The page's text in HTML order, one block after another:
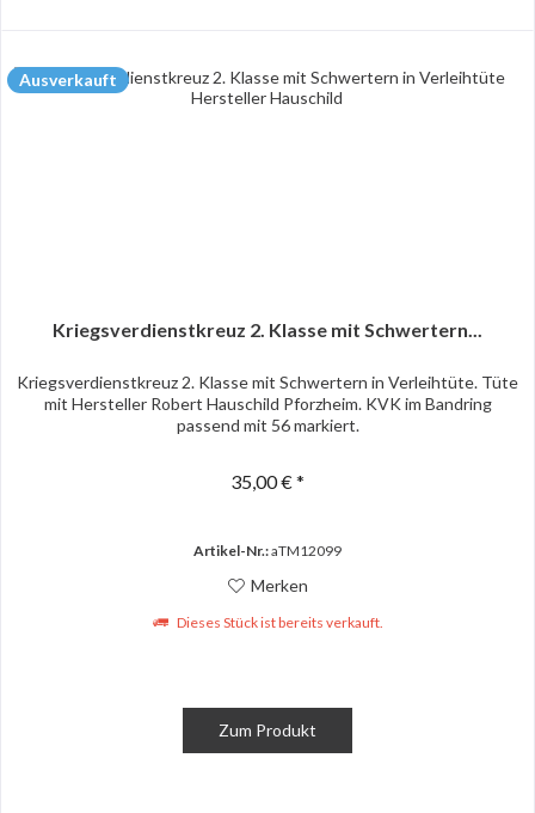
Ausverkauft
Kriegsverdienstkreuz 2. Klasse mit Schwertern...
Kriegsverdienstkreuz 2. Klasse mit Schwertern in Verleihtüte. Tüte
mit Hersteller Robert Hauschild Pforzheim. KVK im Bandring
passend mit 56 markiert.
35,00 € *
Artikel-Nr.:aTM12099
Merken
Dieses Stück ist bereits verkauft.
Zum Produkt